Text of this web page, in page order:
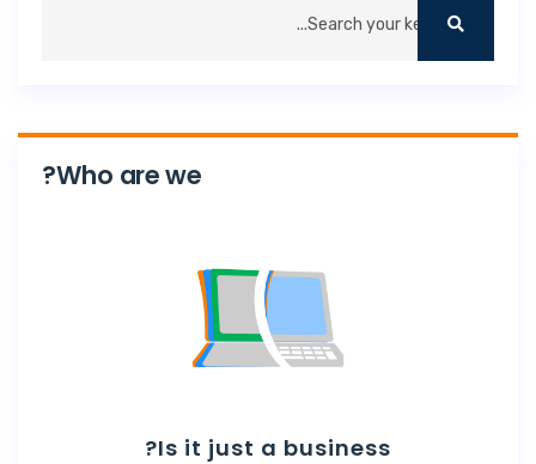
Who are we?
Is it just a business?